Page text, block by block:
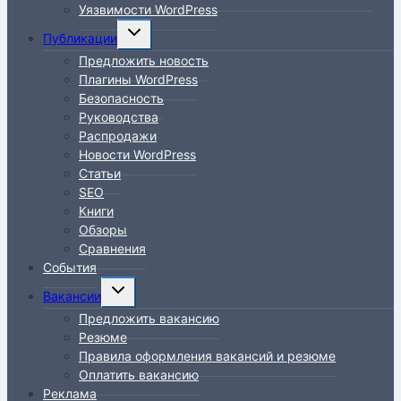
Уязвимости WordPress
Публикации
Переключить
дочернее
меню
Предложить новость
Плагины WordPress
Безопасность
Руководства
Распродажи
Новости WordPress
Статьи
SEO
Книги
Обзоры
Сравнения
События
Вакансии
Переключить
дочернее
меню
Предложить вакансию
Резюме
Правила оформления вакансий и резюме
Оплатить вакансию
Реклама